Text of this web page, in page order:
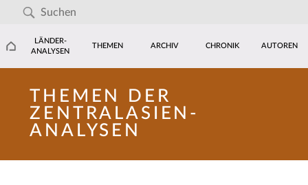
LÄNDER-
ANALYSEN
THEMEN ARCHIV CHRONIK AUTOREN
THEMEN DER
ZENTRALASIEN-
ANALYSEN